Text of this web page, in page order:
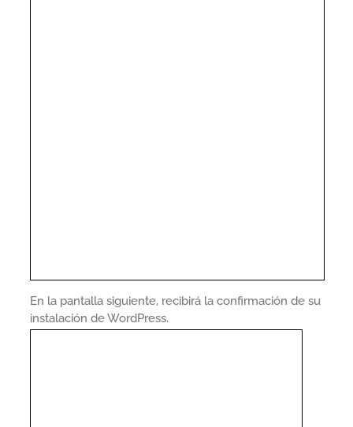
En la pantalla siguiente, recibirá la confirmación de su
instalación de WordPress.